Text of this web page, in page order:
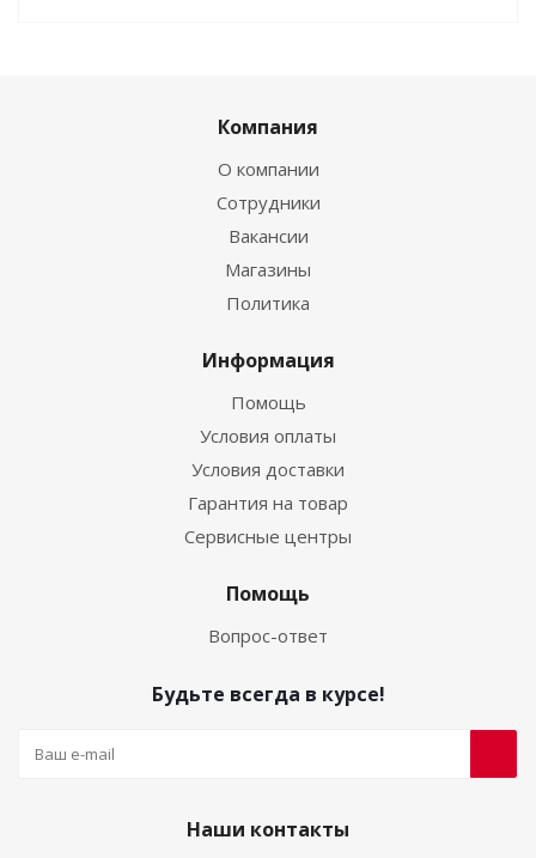
Компания
О компании
Сотрудники
Вакансии
Магазины
Политика
Информация
Помощь
Условия оплаты
Условия доставки
Гарантия на товар
Сервисные центры
Помощь
Вопрос-ответ
Будьте всегда в курсе!
Наши контакты